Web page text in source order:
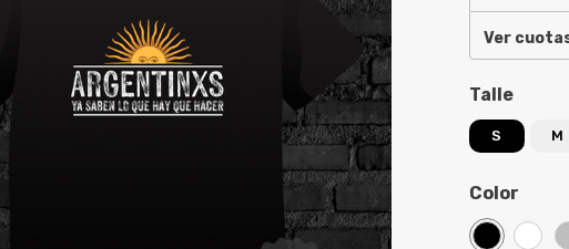
Ver
Talle
S M
Color